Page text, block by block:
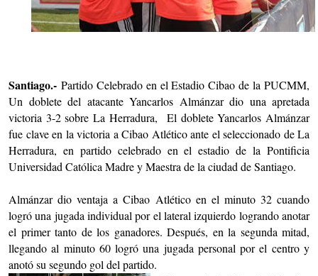
Santiago.- Partido Celebrado en el Estadio Cibao de la PUCMM,
Un doblete del atacante Yancarlos Almánzar dio una apretada
victoria 3-2 sobre La Herradura, El doblete Yancarlos Almánzar
fue clave en la victoria a Cibao Atlético ante el seleccionado de La
Herradura, en partido celebrado en el estadio de la Pontificia
Universidad Católica Madre y Maestra de la ciudad de Santiago.
Almánzar dio ventaja a Cibao Atlético en el minuto 32 cuando
logró una jugada individual por el lateral izquierdo logrando anotar
el primer tanto de los ganadores. Después, en la segunda mitad,
llegando al minuto 60 logró una jugada personal por el centro y
anotó su segundo gol del partido.